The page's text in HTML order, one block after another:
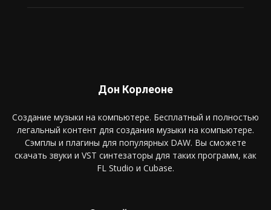
Дон Корлеоне
Создание музыки на компьютере. Бесплатный и полностью
легальный контент для создания музыки на компьютере.
Сэмплы и плагины для популярных DAW. Вы сможете
скачать звуки и VST синтезаторы для таких программ, как
FL Studio и Cubase.